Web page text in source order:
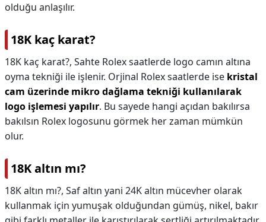
olduğu anlaşılır.
18K kaç karat?
18K kaç karat?, Sahte Rolex saatlerde logo camın altına
oyma tekniği ile işlenir. Orjinal Rolex saatlerde ise kristal
cam üzerinde mikro dağlama tekniği kullanılarak
logo işlemesi yapılır. Bu sayede hangi açıdan bakılırsa
bakılsın Rolex logosunu görmek her zaman mümkün
olur.
18K altın mı?
18K altın mı?, Saf altın yani 24K altın mücevher olarak
kullanmak için yumuşak olduğundan gümüş, nikel, bakır